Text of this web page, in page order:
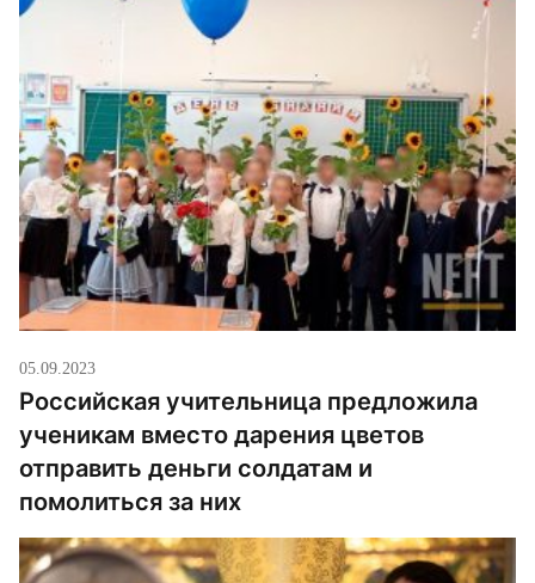
05.09.2023
Российская учительница предложила
ученикам вместо дарения цветов
отправить деньги солдатам и
помолиться за них